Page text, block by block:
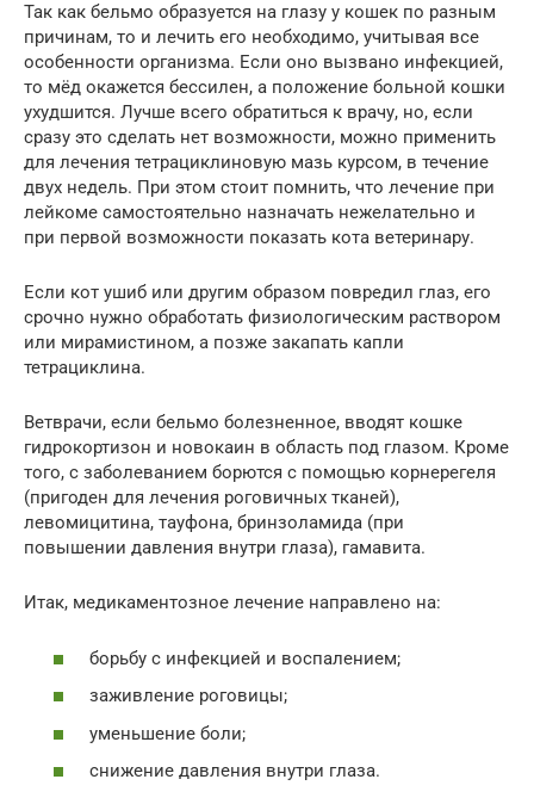
Так как бельмо образуется на глазу у кошек по разным
причинам, то и лечить его необходимо, учитывая все
особенности организма. Если оно вызвано инфекцией,
то мёд окажется бессилен, а положение больной кошки
ухудшится. Лучше всего обратиться к врачу, но, если
сразу это сделать нет возможности, можно применить
для лечения тетрациклиновую мазь курсом, в течение
двух недель. При этом стоит помнить, что лечение при
лейкоме самостоятельно назначать нежелательно и
при первой возможности показать кота ветеринару.
Если кот ушиб или другим образом повредил глаз, его
срочно нужно обработать физиологическим раствором
или мирамистином, а позже закапать капли
тетрациклина.
Ветврачи, если бельмо болезненное, вводят кошке
гидрокортизон и новокаин в область под глазом. Кроме
того, с заболеванием борются с помощью корнерегеля
(пригоден для лечения роговичных тканей),
левомицитина, тауфона, бринзоламида (при
повышении давления внутри глаза), гамавита.
Итак, медикаментозное лечение направлено на:
борьбу с инфекцией и воспалением;
заживление роговицы;
уменьшение боли;
снижение давления внутри глаза.